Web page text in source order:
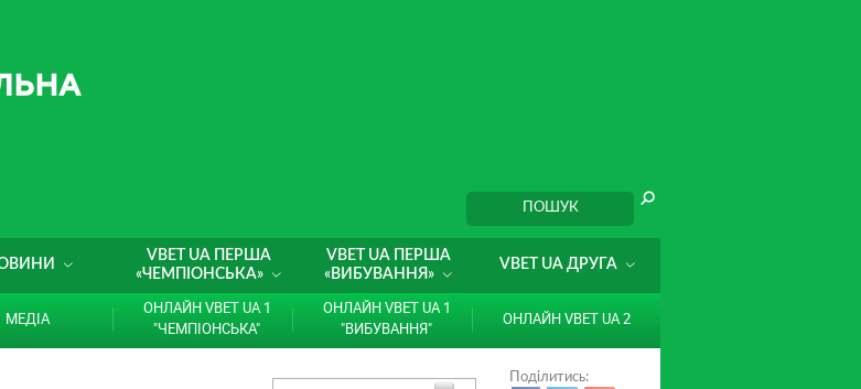
VBET UA ПЕРША
«ЧЕМПІОНСЬКА»
VBET UA ПЕРША
«ВИБУВАННЯ»
VBET UA ДРУГА
МЕДІА
ОНЛАЙН VBET UA 1
"ЧЕМПІОНСЬКА"
ОНЛАЙН VBET UA 1
"ВИБУВАННЯ"
ОНЛАЙН VBET UA 2
Поділитись: